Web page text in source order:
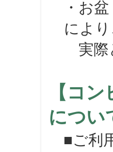
・お盆
によ
実際と
【コ
につ
■ご利